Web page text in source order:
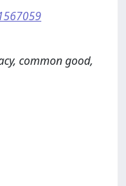
common good,